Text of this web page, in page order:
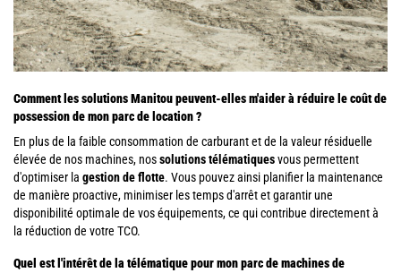
Comment les solutions Manitou peuvent-elles m'aider à réduire le coût de
possession de mon parc de location ?
En plus de la faible consommation de carburant et de la valeur résiduelle
élevée de nos machines, nossolutions télématiquesvous permettent
d'optimiser la gestion de flotte. Vous pouvez ainsi planifier la maintenance
de manière proactive, minimiser les temps d'arrêt et garantir une
disponibilité optimale de vos équipements, ce qui contribue directement à
la réduction de votre TCO.
Quel est l'intérêt de la télématique pour mon parc de machines de